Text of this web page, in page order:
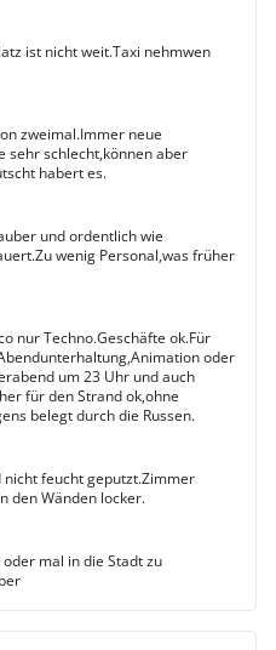
ist nicht weit.Taxi nehmwen
zweimal.Immer neue
sehr schlecht,können aber
habert es.
und ordentlich wie
wenig Personal,was früher
nur Techno.Geschäfte ok.Für
oder
um 23 Uhr und auch
für den Strand ok,ohne
belegt durch die Russen.
feucht geputzt.Zimmer
den Wänden locker.
mal in die Stadt zu